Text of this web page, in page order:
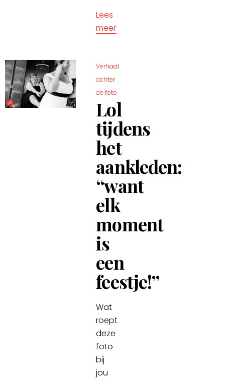
Lees
meer
Verhaal
achter
de foto
Lol
tijdens
het
aankleden:
“want
elk
moment
is
een
feestje!”
Wat
roept
deze
foto
bij
jou